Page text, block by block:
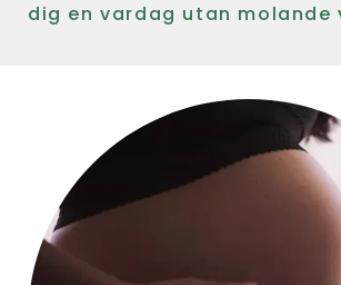
dig en vardag utan molande